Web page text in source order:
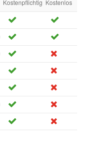
Kostenpflichtig Kostenlos